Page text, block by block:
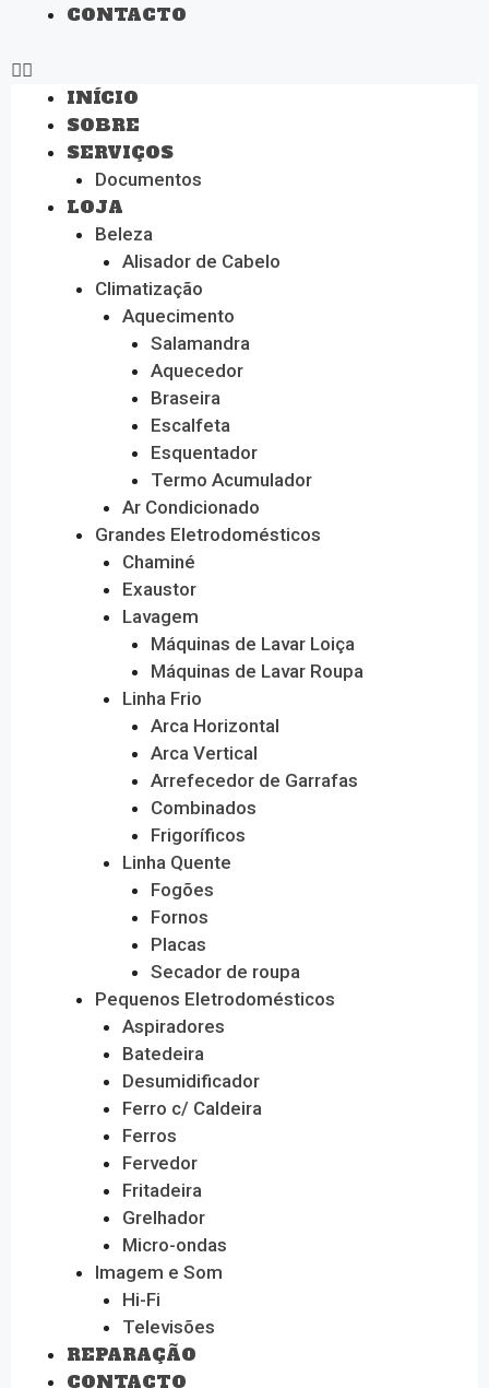
CONTACTO
INÍCIO
SOBRE
SERVIÇOS
Documentos
LOJA
Beleza
Alisador de Cabelo
Climatização
Aquecimento
Salamandra
Aquecedor
Braseira
Escalfeta
Esquentador
Termo Acumulador
Ar Condicionado
Grandes Eletrodomésticos
Chaminé
Exaustor
Lavagem
Máquinas de Lavar Loiça
Máquinas de Lavar Roupa
Linha Frio
Arca Horizontal
Arca Vertical
Arrefecedor de Garrafas
Combinados
Frigoríficos
Linha Quente
Fogões
Fornos
Placas
Secador de roupa
Pequenos Eletrodomésticos
Aspiradores
Batedeira
Desumidificador
Ferro c/ Caldeira
Ferros
Fervedor
Fritadeira
Grelhador
Micro-ondas
Imagem e Som
Hi-Fi
Televisões
REPARAÇÃO
CONTACTO